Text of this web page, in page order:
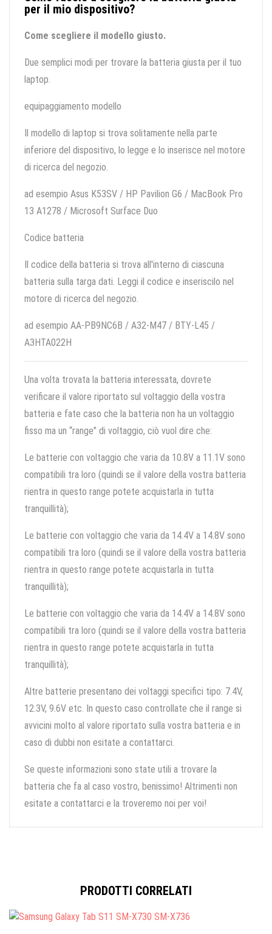
per il mio dispositivo?
Come scegliere il modello giusto.
Due semplici modi per trovare la batteria giusta per il tuo
laptop.
equipaggiamento modello
Il modello di laptop si trova solitamente nella parte
inferiore del dispositivo, lo legge e lo inserisce nel motore
di ricerca del negozio.
ad esempio Asus K53SV / HP Pavilion G6 / MacBook Pro
13 A1278 / Microsoft Surface Duo
Codice batteria
Il codice della batteria si trova all'interno di ciascuna
batteria sulla targa dati. Leggi il codice e inseriscilo nel
motore di ricerca del negozio.
ad esempio AA-PB9NC6B / A32-M47 / BTY-L45 /
A3HTA022H
Una volta trovata la batteria interessata, dovrete
verificare il valore riportato sul voltaggio della vostra
batteria e fate caso che la batteria non ha un voltaggio
fisso ma un “range” di voltaggio, ciò vuol dire che:
Le batterie con voltaggio che varia da 10.8V a 11.1V sono
compatibili tra loro (quindi se il valore della vostra batteria
rientra in questo range potete acquistarla in tutta
tranquillità);
Le batterie con voltaggio che varia da 14.4V a 14.8V sono
compatibili tra loro (quindi se il valore della vostra batteria
rientra in questo range potete acquistarla in tutta
tranquillità);
Le batterie con voltaggio che varia da 14.4V a 14.8V sono
compatibili tra loro (quindi se il valore della vostra batteria
rientra in questo range potete acquistarla in tutta
tranquillità);
Altre batterie presentano dei voltaggi specifici tipo: 7.4V,
12.3V, 9.6V etc. In questo caso controllate che il range si
avvicini molto al valore riportato sulla vostra batteria e in
caso di dubbi non esitate a contattarci.
Se queste informazioni sono state utili a trovare la
batteria che fa al caso vostro, benissimo! Altrimenti non
esitate a contattarci e la troveremo noi per voi!
PRODOTTI CORRELATI